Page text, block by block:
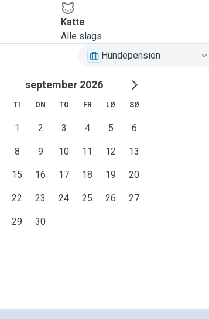
Katte
Alle slags
Hundepension
september 2026
TI ON TO FR LØ SØ
1 2 3 4 5 6
8 9 10 11 12 13
15 16 17 18 19 20
22 23 24 25 26 27
29 30